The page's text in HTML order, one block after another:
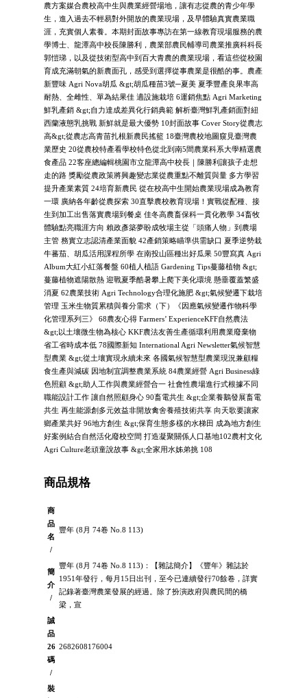
農方案媒合農校高中生與農業經營場地，讓有志從農的青少年學
生，進入過去不輕易對外開放的農業現場，及早體驗真實農業職
涯，充實個人素養。本期封面故事專訪在第一線教育現場服務的農
學博士、龍潭高中校長陳勝利，農業部農民輔導司農業推廣科科長
郭愷珶，以及從技術型高中到百大青農的農業現場，看這些從校園
育成充滿朝氣的新農面孔，感受到選擇從事農業是很酷的事。農產
新豐味 Agri Nova胡瓜 &gt;胡瓜種苗3號─夏美 夏季豐產良果率高
耐熱、全雌性、單為結果佳 適設施栽培 6運銷焦點 Agri Marketing
鮮乳產銷 &gt;自力達成差異化行銷典範 解析臺灣鮮乳產銷面對紐
西蘭液態乳挑戰 新鮮就是最大優勢 10封面故事 Cover Story從農志
高&gt;從農志高青苗扎根新農民搖籃 18臺灣農校地圖窺見臺灣農
業歷史 20從農校特產看學校特色從北到南5間農業科系大學精選農
食產品 22客座總編輯桃園市立龍潭高中校長｜陳勝利讓孩子走想
走的路 獎勵從農政策將興趣變志業從農重點不離質與量 多方學習
提升產業素質 24培育新農民 從在校高中生開始農業現場成為教育
一環 廣納各年齡從農探索 30直擊農校教育現場！實戰從配種、接
生到加工出售落實農場到餐桌 佳冬高農畜保科一貫化教學 34畜牧
體驗點亮職涯方向 賴政彥築夢盼成牧場主從「頭痛人物」到農場
主管 務實立志認清產業面貌 42產銷策略瞄準供需缺口 夏季逆勢栽
牛蕃茄、胡瓜活用課程所學 在南投山區種出好瓜果 50豐寫真 Agri
Album大紅小紅落餐盤 60植人植語 Gardening Tips蔓藤植物 &gt;
蔓藤植物遮陽散熱 迎戰夏季酷暑攀上爬下美化環境 懸垂覆蓋繁盛
消夏 62農業技術 Agri Technology合理化施肥 &gt;氣候變遷下栽培
管理 玉米生物質累積與養分需求（下）《因應氣候變遷作物科學
化管理系列三》 68農友心得 Farmers’ ExperienceKFF自然農法
&gt;以土壤微生物為核心 KKF農法友善生產循環利用農業廢棄物
省工省時成本低 78國際新知 International Agri Newsletter氣候智慧
型農業 &gt;從土壤實現永續未來 各國氣候智慧型農業現況兼顧糧
食生產與減碳 因地制宜調整農業系統 84農業經營 Agri Business綠
色照顧 &gt;助人工作與農業經營合一 社會性農場進行式根據不同
職能設計工作 讓自然照顧身心 90畜電共生 &gt;企業養鵝發展畜電
共生 再生能源創多元效益非開放禽舍養殖技術共享 向天歌要讓家
鄉產業共好 96地方創生 &gt;保育生態多樣的水梯田 成為地方創生
好案例結合自然活化廢校空間 打造凝聚關係人口基地102農村文化
Agri Culture老頑童說故事 &gt;全家用水姊弟挑 108
商品規格
商
品
名
/
豐年 (8月 74卷 No.8 113)
簡
介
/
豐年 (8月 74卷 No.8 113)：【雜誌簡介】《豐年》雜誌於
1951年發行，每月15日出刊，至今已連續發行70餘卷，詳實
記錄著臺灣農業發展的經過。除了扮演政府與農民間的橋
梁，宣
誠
品
26
碼
/
2682608176004
裝